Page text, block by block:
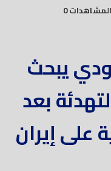
0
يبحث
بعد
على إيران